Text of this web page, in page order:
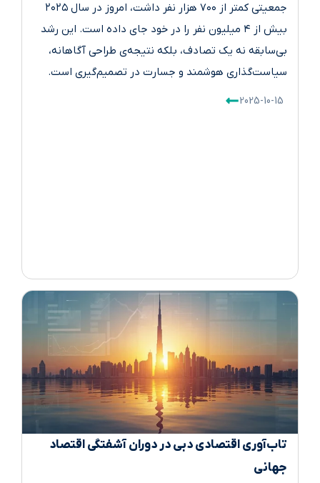
جمعیتی کمتر از ۷۰۰ هزار نفر داشت، امروز در سال ۲۰۲۵
بیش از ۴ میلیون نفر را در خود جای داده است. این رشد
بی‌سابقه نه یک تصادف، بلکه نتیجه‌ی طراحی آگاهانه،
سیاست‌گذاری هوشمند و جسارت در تصمیم‌گیری است.
2025-10-15
تاب‌آوری اقتصادی دبی در دوران آشفتگی اقتصاد
جهانی